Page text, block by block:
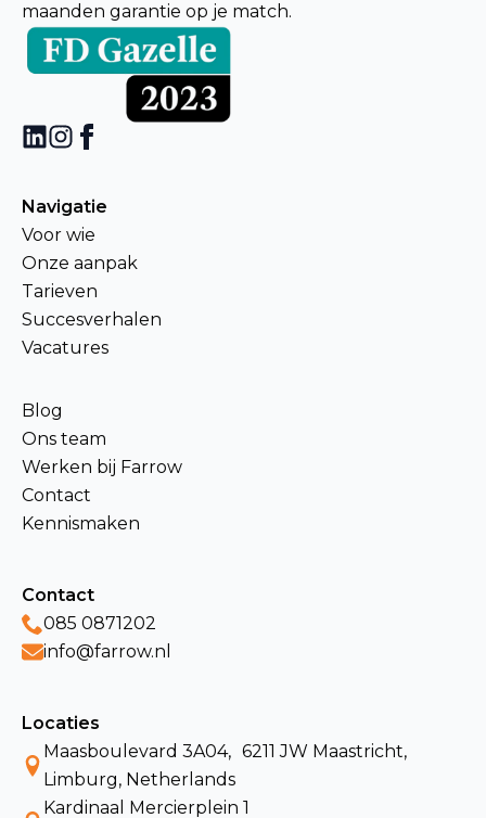
maanden garantie op je match.
Navigatie
Voor wie
Onze aanpak
Tarieven
Succesverhalen
Vacatures
Blog
Ons team
Werken bij Farrow
Contact
Kennismaken
Contact
085 0871202
info@farrow.nl
Locaties
Maasboulevard 3A04, 6211 JW Maastricht,
Limburg, Netherlands
Kardinaal Mercierplein 1